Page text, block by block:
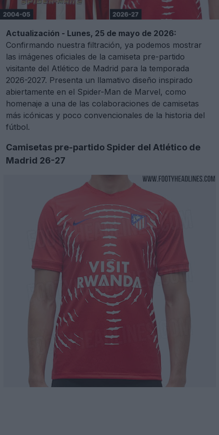
Actualización - Lunes, 25 de mayo de 2026:
Confirmando nuestra filtración, ya podemos mostrar
las imágenes oficiales de la camiseta pre-partido
visitante del Atlético de Madrid para la temporada
2026-2027. Presenta un llamativo diseño inspirado
abiertamente en el Spider-Man de Marvel, como
homenaje a una de las colaboraciones de camisetas
más icónicas y poco convencionales de la historia del
fútbol.
Camisetas pre-partido Spider del Atlético de
Madrid 26-27